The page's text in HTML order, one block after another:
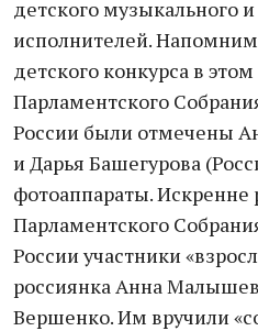
детского музыкального
исполнителей.
детского конкурса в
Парламентского
России были отмечены
и Дарья Башегурова
фотоаппараты. Искренне
Парламентского
России участники
россиянка Анна
Вершенко. Им вручили